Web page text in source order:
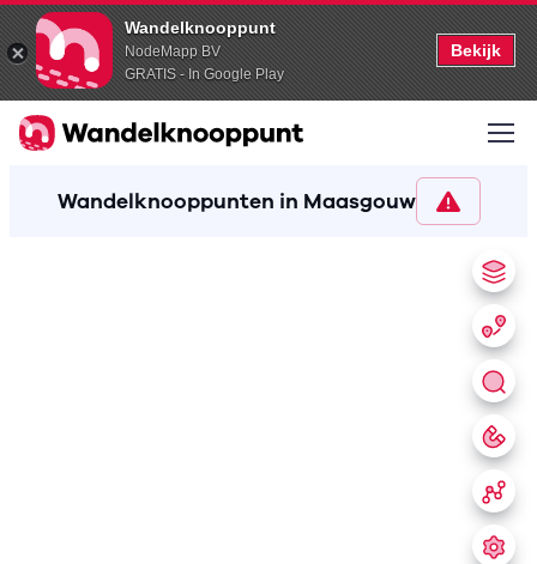
Wandelknooppunt
NodeMapp BV
GRATIS - In Google Play
Bekijk
Wandelknooppunten in Maasgouw